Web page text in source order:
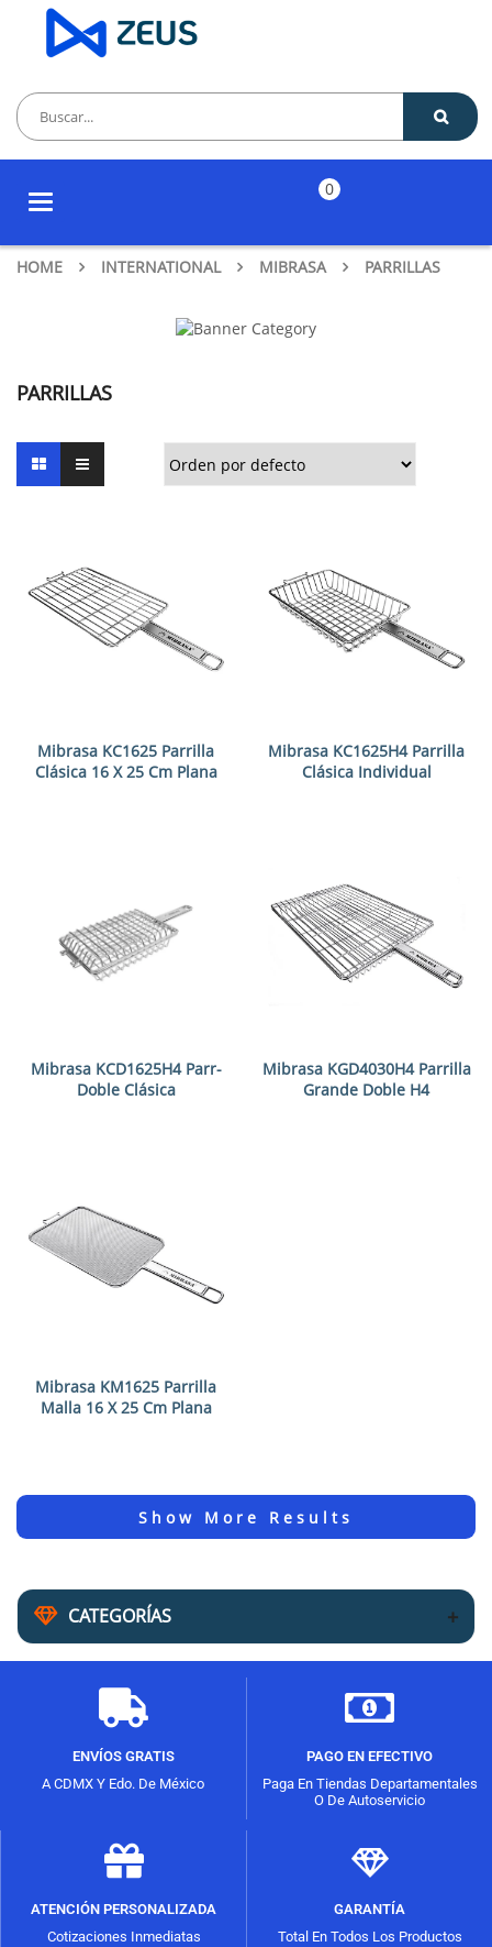
Toggle
0
HOME INTERNATIONAL MIBRASA PARRILLAS
CATEGORÍAS
PARRILLAS
Mibrasa KC1625 Parrilla
Clásica 16 X 25 Cm Plana
Mibrasa KC1625H4 Parrilla
Clásica Individual
Mibrasa KCD1625H4 Parr-
Doble Clásica
Mibrasa KGD4030H4 Parrilla
Grande Doble H4
Mibrasa KM1625 Parrilla
Malla 16 X 25 Cm Plana
ENVÍOS GRATIS
A CDMX Y Edo. De México
PAGO EN EFECTIVO
Paga En Tiendas Departamentales
O De Autoservicio
ATENCIÓN PERSONALIZADA
Cotizaciones Inmediatas
GARANTÍA
Total En Todos Los Productos